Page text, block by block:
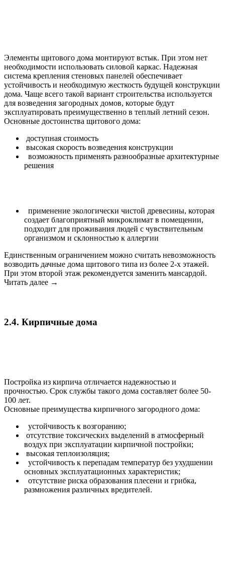
Элементы щитового дома монтируют встык. При этом нет
необходимости использовать силовой каркас. Надежная
система крепления стеновых панелей обеспечивает
устойчивость и необходимую жесткость будущей конструкции
дома. Чаще всего такой вариант строительства используется
для возведения загородных домов, которые будут
эксплуатировать преимущественно в теплый летний сезон.
Основные достоинства щитового дома:
доступная стоимость
высокая скорость возведения конструкции
возможность применять разнообразные архитектурные
решения
применение экологически чистой древесины, которая
создает благоприятный микроклимат в помещении,
подходит для проживания людей с чувствительным
организмом и склонностью к аллергии
Единственным ограничением можно считать невозможность
возводить дачные дома щитового типа из более 2-х этажей.
При этом второй этаж рекомендуется заменить мансардой.
Читать далее →
2.4. Кирпичные дома
Постройка из кирпича отличается надежностью и
прочностью. Срок службы такого дома составляет более 50-
100 лет.
Основные преимущества кирпичного загородного дома:
устойчивость к возгоранию;
отсутствие токсических выделений в атмосферный
воздух при эксплуатации кирпичной постройки;
высокая теплоизоляция;
устойчивость к перепадам температур без ухудшении
основных эксплуатационных характеристик;
отсутствие риска образования плесени и грибка,
размножения различных вредителей.